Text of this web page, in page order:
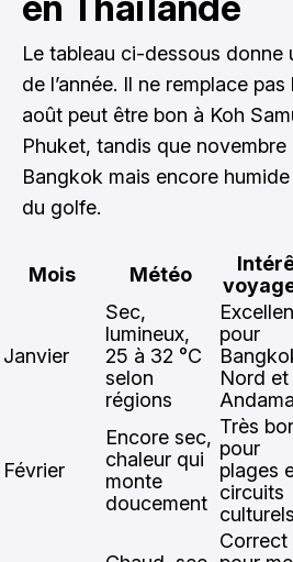
Le tableau ci-dessous donne
de l’année. Il ne remplace
août peut être bon à Koh
Phuket, tandis que
Bangkok mais encore
du golfe.
Mois Météo
Janvier
Sec,
lumineux,
25 à 32 °C
selon
régions
pour
Nord et
Février
Encore sec,
chaleur qui
monte
doucement
Très
pour
plages
circuits
culturels
Correct